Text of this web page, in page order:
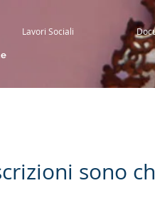
Lavori Sociali
sono